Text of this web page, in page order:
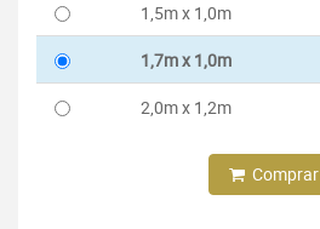
1,5m x 1,0m
1,7m x 1,0m
2,0m x 1,2m
Comprar